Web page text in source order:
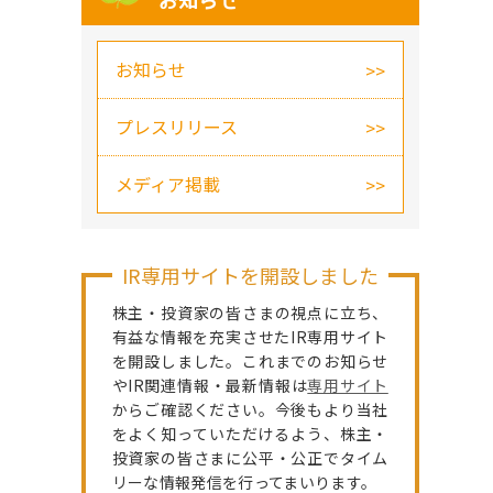
お知らせ
プレスリリース
メディア掲載
IR専用サイトを開設しました
株主・投資家の皆さまの視点に立ち、
有益な情報を充実させたIR専用サイト
を開設しました。これまでのお知らせ
やIR関連情報・最新情報は専用サイト
からご確認ください。今後もより当社
をよく知っていただけるよう、株主・
投資家の皆さまに公平・公正でタイム
リーな情報発信を行ってまいります。